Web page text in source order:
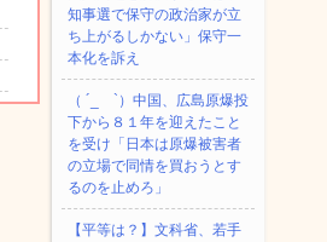
知事選で保守の政治家が立
ち上がるしかない」保守一
本化を訴え
（ ´_ゝ`）中国、広島原爆投
下から８１年を迎えたこと
を受け「日本は原爆被害者
の立場で同情を買おうとす
るのを止めろ」
【平等は？】文科省、若手